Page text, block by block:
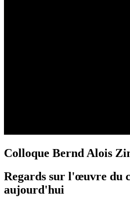
Colloque Bernd Alois
Regards sur l'œuvre du
aujourd'hui